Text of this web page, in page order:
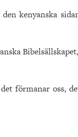
kenyanska
förmanar oss,